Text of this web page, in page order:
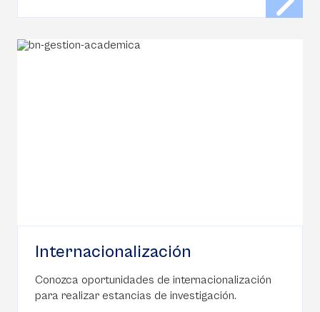
Internacionalización
Conozca oportunidades de internacionalización
para realizar estancias de investigación.